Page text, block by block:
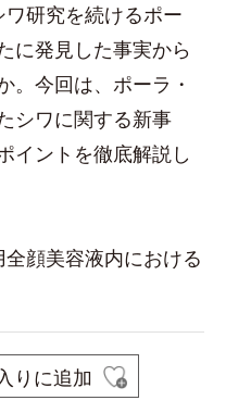
研究を続けるポー
に発見した事実から
。今回は、ポーラ・
シワに関する新事
イントを徹底解説し
顔美容液内における
りに追加